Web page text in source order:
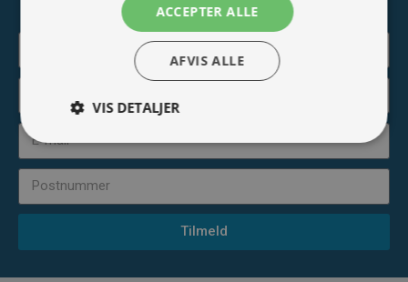
Tilmeld
ACCEPTER ALLE
AFVIS ALLE
VIS DETALJER